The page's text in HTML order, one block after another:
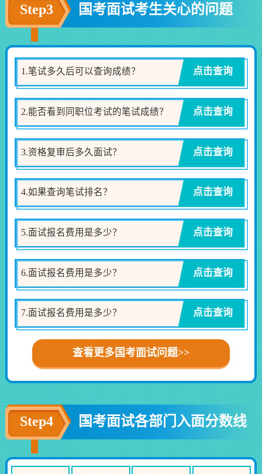
Step3 国考面试考生关心的问题
1.笔试多久后可以查询成绩？ 点击查询
2.能否看到同职位考试的笔试成绩？ 点击查询
3.资格复审后多久面试？ 点击查询
4.如果查询笔试排名？ 点击查询
5.面试报名费用是多少？ 点击查询
6.面试报名费用是多少？ 点击查询
7.面试报名费用是多少？ 点击查询
查看更多国考面试问题>>
Step4 国考面试各部门入面分数线